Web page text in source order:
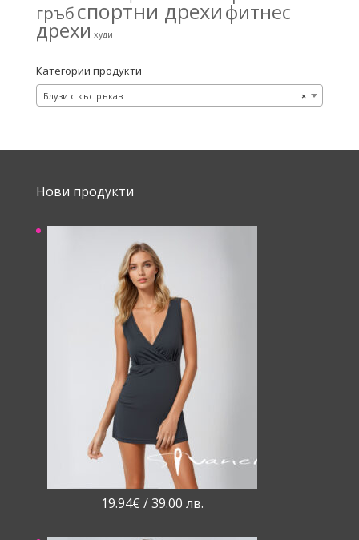
гръбспортни дрехифитнес
дрехи худи
Категории продукти
×
Блузи с къс ръкав
Нови продукти
19.94€ / 39.00 лв.